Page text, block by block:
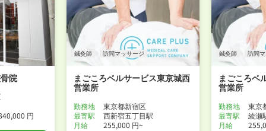
院
円
鍼灸師 訪問マッサージ
まごころベルサービス東京城西
営業所
勤務地
東京都新宿区
最寄駅
西新宿五丁目駅
月給
255,000 円~
鍼灸師 訪問
まごころベ
営業所
勤務地
東京
最寄駅
綾瀬
月給